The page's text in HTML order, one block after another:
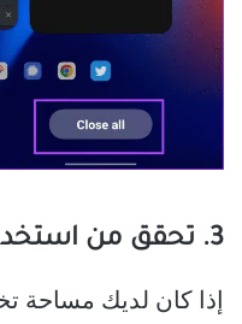
3. تحقق من استخدام التخزين
إذا كان لديك مساحة